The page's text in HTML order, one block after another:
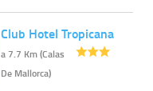
Club Hotel Tropicana
a 7.7 Km (Calas
De Mallorca)